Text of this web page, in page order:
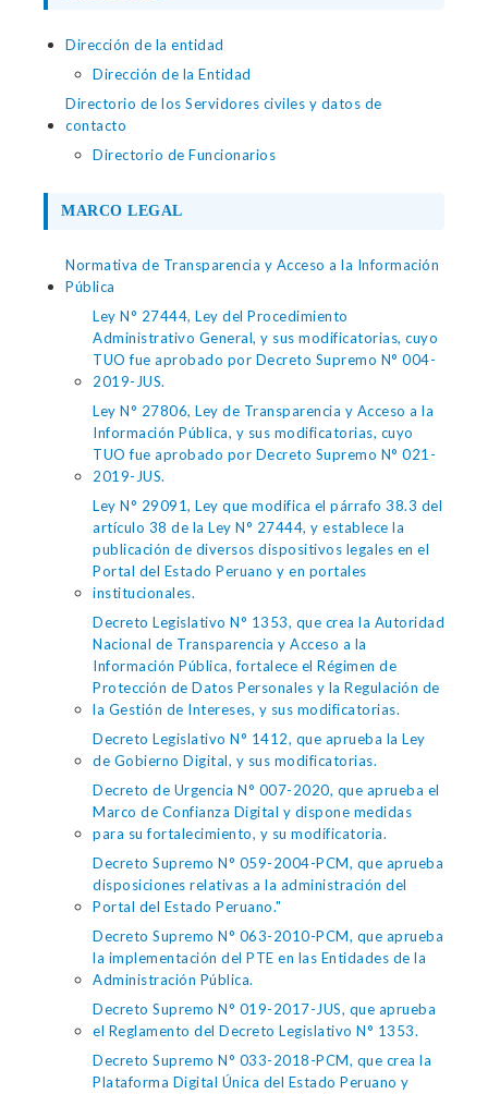
Dirección de la entidad
Dirección de la Entidad
Directorio de los Servidores civiles y datos de
contacto
Directorio de Funcionarios
MARCO LEGAL
Normativa de Transparencia y Acceso a la Información
Pública
Ley N° 27444, Ley del Procedimiento
Administrativo General, y sus modificatorias, cuyo
TUO fue aprobado por Decreto Supremo N° 004-
2019-JUS.
Ley N° 27806, Ley de Transparencia y Acceso a la
Información Pública, y sus modificatorias, cuyo
TUO fue aprobado por Decreto Supremo N° 021-
2019-JUS.
Ley N° 29091, Ley que modifica el párrafo 38.3 del
artículo 38 de la Ley N° 27444, y establece la
publicación de diversos dispositivos legales en el
Portal del Estado Peruano y en portales
institucionales.
Decreto Legislativo N° 1353, que crea la Autoridad
Nacional de Transparencia y Acceso a la
Información Pública, fortalece el Régimen de
Protección de Datos Personales y la Regulación de
la Gestión de Intereses, y sus modificatorias.
Decreto Legislativo N° 1412, que aprueba la Ley
de Gobierno Digital, y sus modificatorias.
Decreto de Urgencia N° 007-2020, que aprueba el
Marco de Confianza Digital y dispone medidas
para su fortalecimiento, y su modificatoria.
Decreto Supremo N° 059-2004-PCM, que aprueba
disposiciones relativas a la administración del
Portal del Estado Peruano."
Decreto Supremo N° 063-2010-PCM, que aprueba
la implementación del PTE en las Entidades de la
Administración Pública.
Decreto Supremo N° 019-2017-JUS, que aprueba
el Reglamento del Decreto Legislativo N° 1353.
Decreto Supremo N° 033-2018-PCM, que crea la
Plataforma Digital Única del Estado Peruano y